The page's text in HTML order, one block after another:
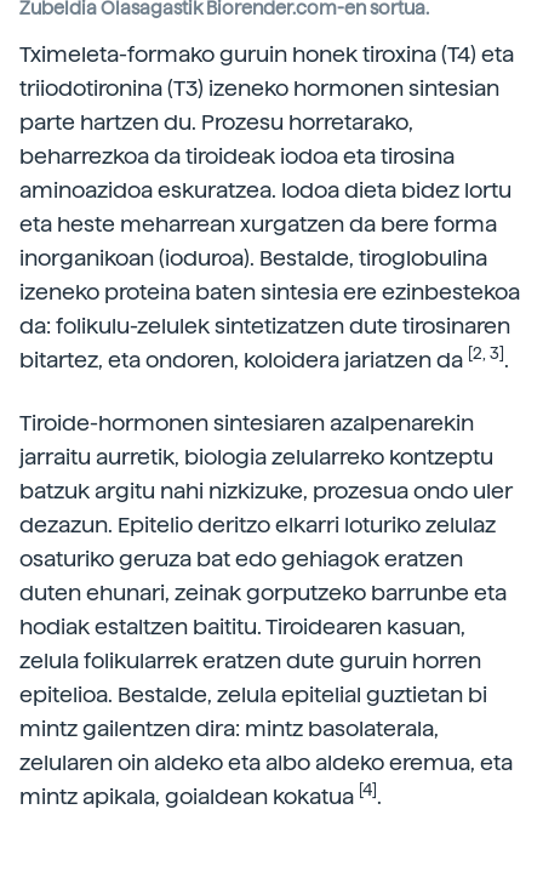
Zubeldia Olasagastik Biorender.com-en sortua.
Tximeleta-formako guruin honek tiroxina (T4) eta
triiodotironina (T3) izeneko hormonen sintesian
parte hartzen du. Prozesu horretarako,
beharrezkoa da tiroideak iodoa eta tirosina
aminoazidoa eskuratzea. Iodoa dieta bidez lortu
eta heste meharrean xurgatzen da bere forma
inorganikoan (ioduroa). Bestalde, tiroglobulina
izeneko proteina baten sintesia ere ezinbestekoa
da: folikulu-zelulek sintetizatzen dute tirosinaren
bitartez, eta ondoren, koloidera jariatzen da [2, 3].
Tiroide-hormonen sintesiaren azalpenarekin
jarraitu aurretik, biologia zelularreko kontzeptu
batzuk argitu nahi nizkizuke, prozesua ondo uler
dezazun. Epitelio deritzo elkarri loturiko zelulaz
osaturiko geruza bat edo gehiagok eratzen
duten ehunari, zeinak gorputzeko barrunbe eta
hodiak estaltzen baititu. Tiroidearen kasuan,
zelula folikularrek eratzen dute guruin horren
epitelioa. Bestalde, zelula epitelial guztietan bi
mintz gailentzen dira: mintz basolaterala,
zelularen oin aldeko eta albo aldeko eremua, eta
mintz apikala, goialdean kokatua [4].